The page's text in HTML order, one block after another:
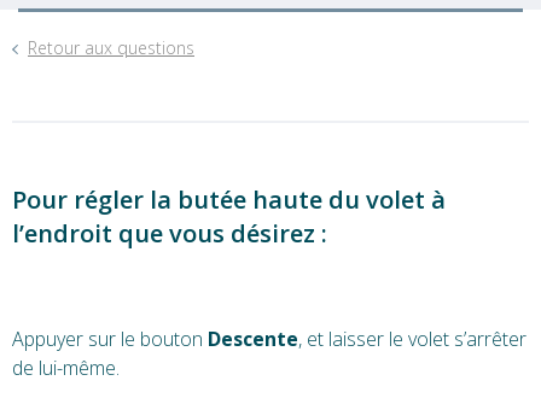
Retour aux questions
Pour régler la butée haute du volet à
l’endroit que vous désirez :
Appuyer sur le bouton Descente, et laisser le volet s’arrêter
de lui-même.